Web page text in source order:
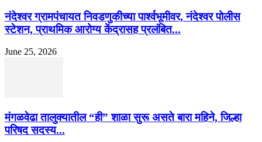
नंदेश्वर ग्रामपंचायत निवडणुकीच्या पार्श्वभूमीवर, नंदेश्वर पोलीस
स्टेशन, प्राथमिक आरोग्य केंद्रासह प्रलंबित...
June 25, 2026
मंगळवेढा तालुक्यातील “ही” शाळा सुरू असते बारा महिने, जिल्हा
परिषद सदस्य...